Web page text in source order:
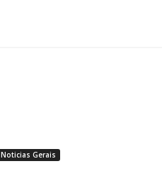
Noticias Gerais